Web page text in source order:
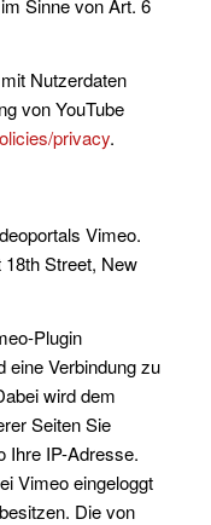
Sinne von Art. 6
Nutzerdaten
von YouTube
privacy.
Vimeo.
Street, New
Plugin
eine Verbindung zu
wird dem
Seiten Sie
Ihre IP-Adresse.
Vimeo eingeloggt
Die von